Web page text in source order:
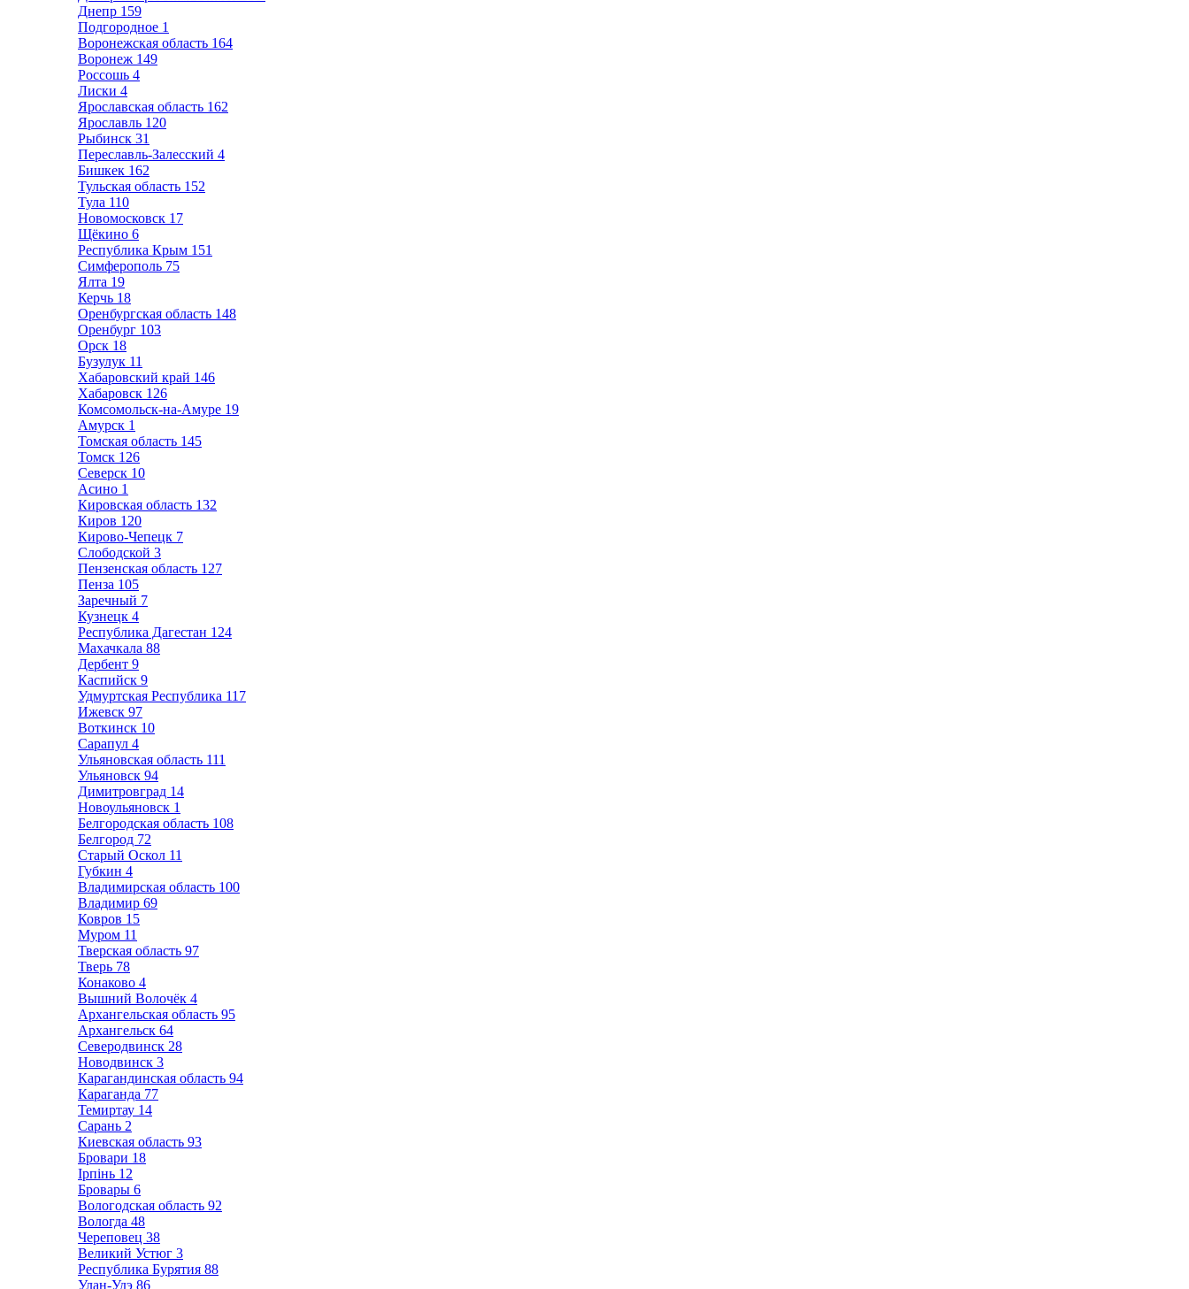
Днепр 159
Подгородное 1
Воронежская область 164
Воронеж 149
Россошь 4
Лиски 4
Ярославская область 162
Ярославль 120
Рыбинск 31
Переславль-Залесский 4
Бишкек 162
Тульская область 152
Тула 110
Новомосковск 17
Щёкино 6
Республика Крым 151
Симферополь 75
Ялта 19
Керчь 18
Оренбургская область 148
Оренбург 103
Орск 18
Бузулук 11
Хабаровский край 146
Хабаровск 126
Комсомольск-на-Амуре 19
Амурск 1
Томская область 145
Томск 126
Северск 10
Асино 1
Кировская область 132
Киров 120
Кирово-Чепецк 7
Слободской 3
Пензенская область 127
Пенза 105
Заречный 7
Кузнецк 4
Республика Дагестан 124
Махачкала 88
Дербент 9
Каспийск 9
Удмуртская Республика 117
Ижевск 97
Воткинск 10
Сарапул 4
Ульяновская область 111
Ульяновск 94
Димитровград 14
Новоульяновск 1
Белгородская область 108
Белгород 72
Старый Оскол 11
Губкин 4
Владимирская область 100
Владимир 69
Ковров 15
Муром 11
Тверская область 97
Тверь 78
Конаково 4
Вышний Волочёк 4
Архангельская область 95
Архангельск 64
Северодвинск 28
Новодвинск 3
Карагандинская область 94
Караганда 77
Темиртау 14
Сарань 2
Киевская область 93
Бровари 18
Ірпінь 12
Бровары 6
Вологодская область 92
Вологда 48
Череповец 38
Великий Устюг 3
Республика Бурятия 88
Улан-Удэ 86